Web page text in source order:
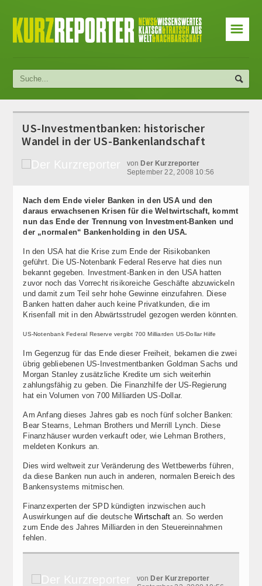
☰
US-Investmentbanken: historischer
Wandel in der US-Bankenlandschaft
von Der Kurzreporter
September 22, 2008 10:56
Nach dem Ende vieler Banken in den USA und den
daraus erwachsenen Krisen für die Weltwirtschaft, kommt
nun das Ende der Trennung von Investment-Banken und
der „normalen“ Bankenholding in den USA.
In den USA hat die Krise zum Ende der Risikobanken
geführt. Die US-Notenbank Federal Reserve hat dies nun
bekannt gegeben. Investment-Banken in den USA hatten
zuvor noch das Vorrecht risikoreiche Geschäfte abzuwickeln
und damit zum Teil sehr hohe Gewinne einzufahren. Diese
Banken hatten daher auch keine Privatkunden, die im
Krisenfall mit in den Abwärtsstrudel gezogen werden könnten.
US-Notenbank Federal Reserve vergibt 700 Milliarden US-Dollar Hilfe
Im Gegenzug für das Ende dieser Freiheit, bekamen die zwei
übrig gebliebenen US-Investmentbanken Goldman Sachs und
Morgan Stanley zusätzliche Kredite um sich weiterhin
zahlungsfähig zu geben. Die Finanzhilfe der US-Regierung
hat ein Volumen von 700 Milliarden US-Dollar.
Am Anfang dieses Jahres gab es noch fünf solcher Banken:
Bear Stearns, Lehman Brothers und Merrill Lynch. Diese
Finanzhäuser wurden verkauft oder, wie Lehman Brothers,
meldeten Konkurs an.
Dies wird weltweit zur Veränderung des Wettbewerbs führen,
da diese Banken nun auch in anderen, normalen Bereich des
Bankensystems mitmischen.
Finanzexperten der SPD kündigten inzwischen auch
Auswirkungen auf die deutscheWirtschaft an. So werden
zum Ende des Jahres Milliarden in den Steuereinnahmen
fehlen.
von Der Kurzreporter